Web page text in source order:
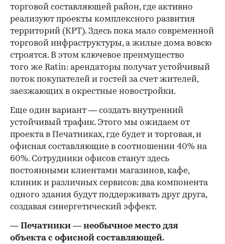
торговой составляющей район, где активно
реализуют проекты комплексного развития
территорий (КРТ). Здесь пока мало современной
торговой инфраструктуры, а жилые дома вовсю
строятся. В этом ключевое преимущество
того же Ratin: арендаторы получат устойчивый
поток покупателей и гостей за счет жителей,
заезжающих в окрестные новостройки.
Еще один вариант — создать внутренний
устойчивый трафик. Этого мы ожидаем от
проекта в Печатниках, где будет и торговая, и
офисная составляющие в соотношении 40% на
60%. Сотрудники офисов станут здесь
постоянными клиентами магазинов, кафе,
клиник и различных сервисов: два компонента
одного здания будут поддерживать друг друга,
создавая синергетический эффект.
— Печатники — необычное место для
объекта с офисной составляющей.